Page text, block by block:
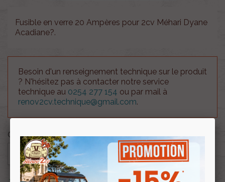
Fusible en verre 20 Ampères pour 2cv Méhari Dyane
Acadiane?.
Besoin d'un renseignement technique sur le produit
? N'hésitez pas à contacter notre service
technique au 0254 277 154 ou par mail à
renov2cv.technique@gmail.com.
Quantité
 AJOUTER AU PANIER
 En stock